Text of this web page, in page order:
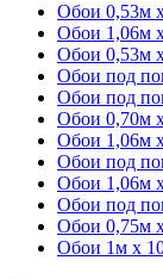
Обои 0,53м
Обои 1,06м
Обои 0,53м
Обои под
Обои под
Обои 0,70м
Обои 1,06м
Обои под
Обои 1,06м
Обои под
Обои 0,75м
Обои 1м х